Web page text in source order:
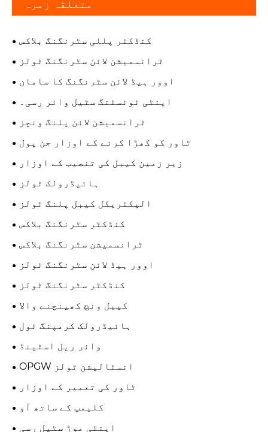
متعلقہ زمرہ
کنڈکٹر پللی سٹرنگنگ بلاکس
ٹرانسمیشن لائن سٹرنگنگ ٹولز
اوور ہیڈ لائن سٹرنگنگ کا سامان
اینٹی ٹوئسٹنگ سٹیل وائر رسی۔
ٹرانسمیشن لائن پلنگ ونچز
ٹاور کو کھڑا کرنے کے اوزار جن پول
زیر زمین کیبل کی تنصیب کے اوزار
ہائیڈرولک ٹولز
الیکٹریکل کیبل پلنگ ٹولز
کنڈکٹر سٹرنگنگ بلاکس
ٹرانسمیشن سٹرنگنگ بلاکس
اوور ہیڈ لائن سٹرنگنگ ٹولز
کنڈکٹر سٹرنگنگ ٹولز
کیبل ونچ کھینچنے والا
ہائیڈرولک کرمپنگ ٹول
وائر ریل اسٹینڈ
OPGW انسٹالیشن ٹولز
ٹاور کی تعمیر کے اوزار
کلیمپ کے ساتھ آو
اینٹی موڑ سٹیل رسی